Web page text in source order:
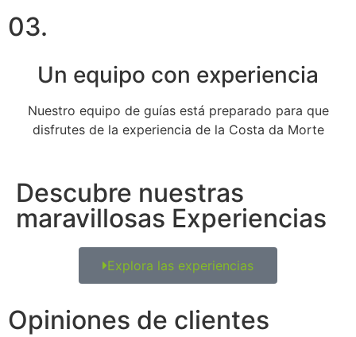
03.
Un equipo con experiencia
Nuestro equipo de guías está preparado para que
disfrutes de la experiencia de la Costa da Morte
Descubre nuestras
maravillosas Experiencias
Explora las experiencias
Opiniones de clientes